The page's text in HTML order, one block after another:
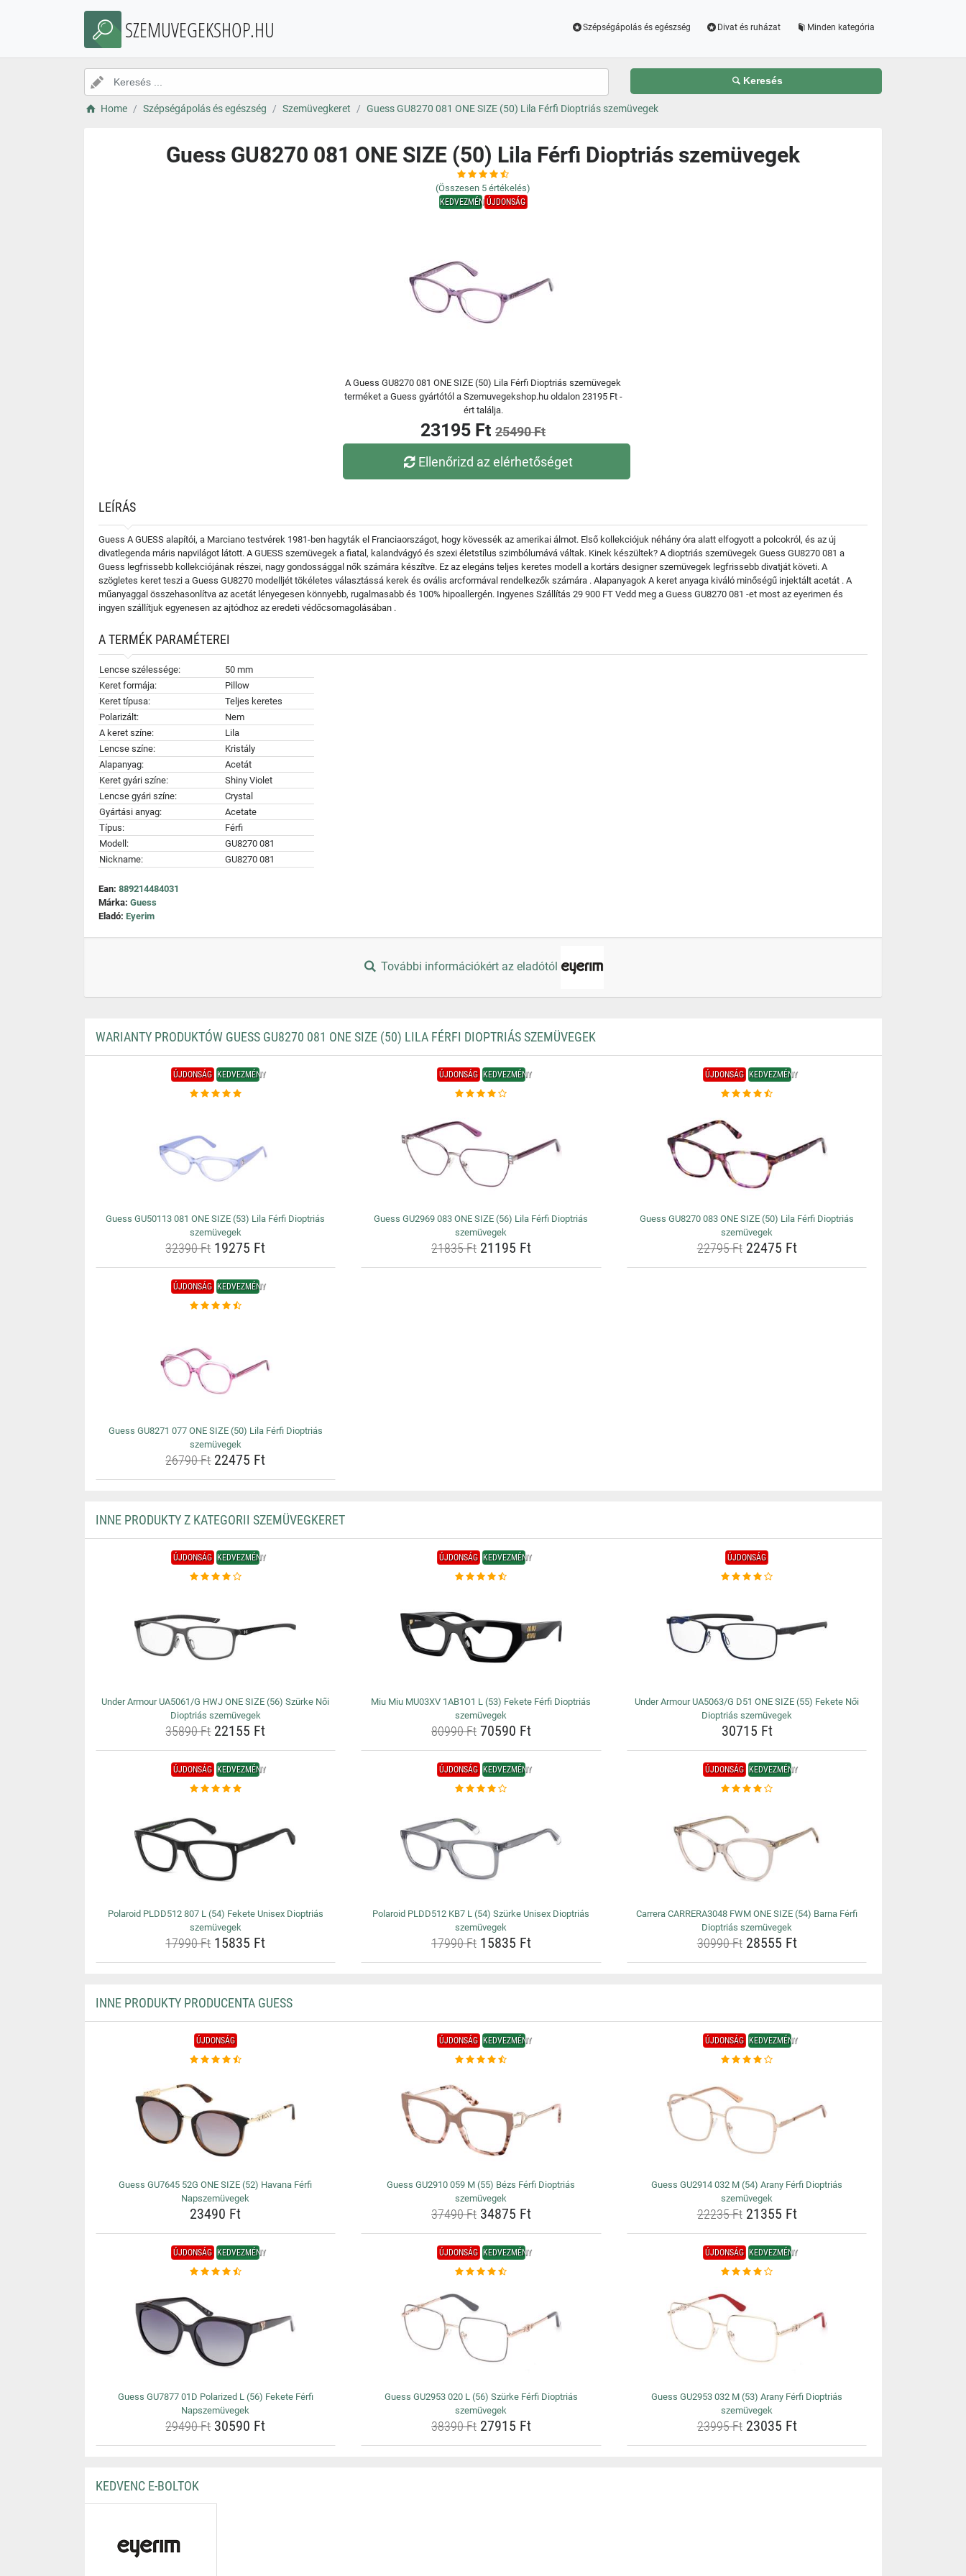
SZEMUVEGEKSHOP.HU Szépségápolás és egészség Divat és ruházat Minden kategória
Keresés
Home Szépségápolás és egészség Szemüvegkeret Guess GU8270 081 ONE SIZE (50) Lila Férfi Dioptriás szemüvegek
Guess GU8270 081 ONE SIZE (50) Lila Férfi Dioptriás szemüvegek
(Összesen 5 értékelés)
KEDVEZMÉNYÚJDONSÁG
A Guess GU8270 081 ONE SIZE (50) Lila Férfi Dioptriás szemüvegek
terméket a Guess gyártótól a Szemuvegekshop.hu oldalon 23195 Ft -
ért találja.
23195 Ft 25490 Ft
Ellenőrizd az elérhetőséget
LEÍRÁS
Guess A GUESS alapítói, a Marciano testvérek 1981-ben hagyták el Franciaországot, hogy kövessék az amerikai álmot. Első kollekciójuk néhány óra alatt elfogyott a polcokról, és az új
divatlegenda máris napvilágot látott. A GUESS szemüvegek a fiatal, kalandvágyó és szexi életstílus szimbólumává váltak. Kinek készültek? A dioptriás szemüvegek Guess GU8270 081 a
Guess legfrissebb kollekciójának részei, nagy gondossággal nők számára készítve. Ez az elegáns teljes keretes modell a kortárs designer szemüvegek legfrissebb divatját követi. A
szögletes keret teszi a Guess GU8270 modelljét tökéletes választássá kerek és ovális arcformával rendelkezők számára . Alapanyagok A keret anyaga kiváló minőségű injektált acetát . A
műanyaggal összehasonlítva az acetát lényegesen könnyebb, rugalmasabb és 100% hipoallergén. Ingyenes Szállítás 29 900 FT Vedd meg a Guess GU8270 081 -et most az eyerimen és
ingyen szállítjuk egyenesen az ajtódhoz az eredeti védőcsomagolásában .
A TERMÉK PARAMÉTEREI
Lencse szélessége:
50 mm
Keret formája:
Pillow
Keret típusa:
Teljes keretes
Polarizált:
Nem
A keret színe:
Lila
Lencse színe:
Kristály
Alapanyag:
Acetát
Keret gyári színe:
Shiny Violet
Lencse gyári színe:
Crystal
Gyártási anyag:
Acetate
Típus:
Férfi
Modell:
GU8270 081
Nickname:
GU8270 081
Ean: 889214484031
Márka: Guess
Eladó: Eyerim
További információkért az eladótól
WARIANTY PRODUKTÓW GUESS GU8270 081 ONE SIZE (50) LILA FÉRFI DIOPTRIÁS SZEMÜVEGEK
ÚJDONSÁG KEDVEZMÉNY
Guess GU50113 081 ONE SIZE (53) Lila Férfi Dioptriás
szemüvegek
32390 Ft19275 Ft
ÚJDONSÁG KEDVEZMÉNY
Guess GU2969 083 ONE SIZE (56) Lila Férfi Dioptriás
szemüvegek
21835 Ft21195 Ft
ÚJDONSÁG KEDVEZMÉNY
Guess GU8270 083 ONE SIZE (50) Lila Férfi Dioptriás
szemüvegek
22795 Ft22475 Ft
ÚJDONSÁG KEDVEZMÉNY
Guess GU8271 077 ONE SIZE (50) Lila Férfi Dioptriás
szemüvegek
26790 Ft22475 Ft
INNE PRODUKTY Z KATEGORII SZEMÜVEGKERET
ÚJDONSÁG KEDVEZMÉNY
Under Armour UA5061/G HWJ ONE SIZE (56) Szürke Női
Dioptriás szemüvegek
35890 Ft22155 Ft
ÚJDONSÁG KEDVEZMÉNY
Miu Miu MU03XV 1AB1O1 L (53) Fekete Férfi Dioptriás
szemüvegek
80990 Ft70590 Ft
ÚJDONSÁG
Under Armour UA5063/G D51 ONE SIZE (55) Fekete Női
Dioptriás szemüvegek
30715 Ft
ÚJDONSÁG KEDVEZMÉNY
Polaroid PLDD512 807 L (54) Fekete Unisex Dioptriás
szemüvegek
17990 Ft15835 Ft
ÚJDONSÁG KEDVEZMÉNY
Polaroid PLDD512 KB7 L (54) Szürke Unisex Dioptriás
szemüvegek
17990 Ft15835 Ft
ÚJDONSÁG KEDVEZMÉNY
Carrera CARRERA3048 FWM ONE SIZE (54) Barna Férfi
Dioptriás szemüvegek
30990 Ft28555 Ft
INNE PRODUKTY PRODUCENTA GUESS
ÚJDONSÁG
Guess GU7645 52G ONE SIZE (52) Havana Férfi
Napszemüvegek
23490 Ft
ÚJDONSÁG KEDVEZMÉNY
Guess GU2910 059 M (55) Bézs Férfi Dioptriás
szemüvegek
37490 Ft34875 Ft
ÚJDONSÁG KEDVEZMÉNY
Guess GU2914 032 M (54) Arany Férfi Dioptriás
szemüvegek
22235 Ft21355 Ft
ÚJDONSÁG KEDVEZMÉNY
Guess GU7877 01D Polarized L (56) Fekete Férfi
Napszemüvegek
29490 Ft30590 Ft
ÚJDONSÁG KEDVEZMÉNY
Guess GU2953 020 L (56) Szürke Férfi Dioptriás
szemüvegek
38390 Ft27915 Ft
ÚJDONSÁG KEDVEZMÉNY
Guess GU2953 032 M (53) Arany Férfi Dioptriás
szemüvegek
23995 Ft23035 Ft
KEDVENC E-BOLTOK